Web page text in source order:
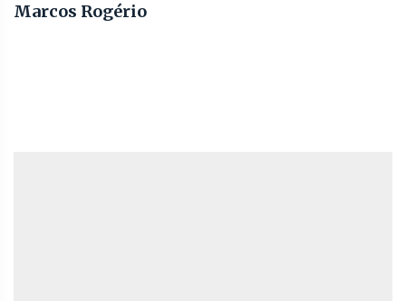
Marcos Rogério